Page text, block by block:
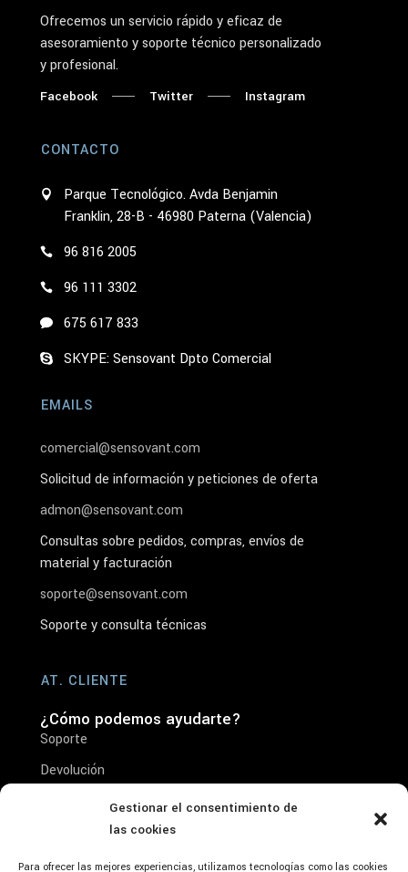
Gestionar el consentimiento de
las cookies
Para ofrecer las mejores experiencias, utilizamos tecnologías como las cookies
Ofrecemos un servicio rápido y eficaz de
asesoramiento y soporte técnico personalizado
y profesional.
Facebook Twitter Instagram
CONTACTO
Parque Tecnológico. Avda Benjamin
Franklin, 28-B - 46980 Paterna (Valencia)
96 816 2005
96 111 3302
675 617 833
SKYPE: Sensovant Dpto Comercial
EMAILS
comercial@sensovant.com
Solicitud de información y peticiones de oferta
admon@sensovant.com
Consultas sobre pedidos, compras, envíos de
material y facturación
soporte@sensovant.com
Soporte y consulta técnicas
AT. CLIENTE
¿Cómo podemos ayudarte?
Soporte
Devolución
Condiciones de venta
Aviso Legal- Condiciones de Uso y Aceptación